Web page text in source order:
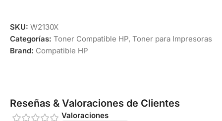
SKU: W2130X
Categorías: Toner Compatible HP, Toner para Impresoras
Brand: Compatible HP
Reseñas & Valoraciones de Clientes
Valoraciones